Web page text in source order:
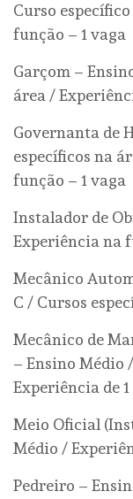
Curso
função – 1 vaga
Garçom –
área /
Governanta de
específicos na
função – 1 vaga
Instalador de
Experiência na
Mecânico
C / Cursos
Mecânico de
– Ensino Médio
Experiência de
Meio Oficial
Médio /
Pedreiro –